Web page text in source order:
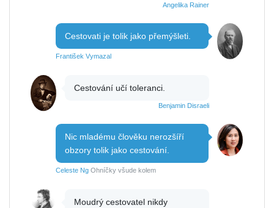
Angelika Rainer
Cestovati je tolik jako přemýšleti.
František Vymazal
Cestování učí toleranci.
Benjamin Disraeli
Nic mladému člověku nerozšíří
obzory tolik jako cestování.
Celeste Ng Ohníčky všude kolem
Moudrý cestovatel nikdy